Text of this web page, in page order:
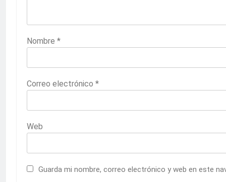
Nombre *
Correo electrónico *
Web
Guarda mi nombre, correo electrónico y web en este